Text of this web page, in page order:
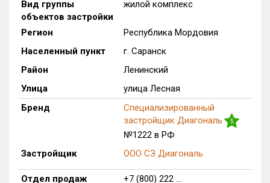
Оценка ЕРЗ ЖК
от до
Рейтинг ЕРЗ
Жилых комплексов
Многоквартирных домов
4 из 268
Вид группы
объектов застройки
жилой комплекс
Регион
Республика Мордовия
Населенный пункт
г. Саранск
Район
Ленинский
Улица
улица Лесная
Бренд
Специализированный
застройщик Диагональ
5
№1222 в РФ
Застройщик
ООО СЗ Диагональ
Отдел продаж
+7 (800) 222 ...